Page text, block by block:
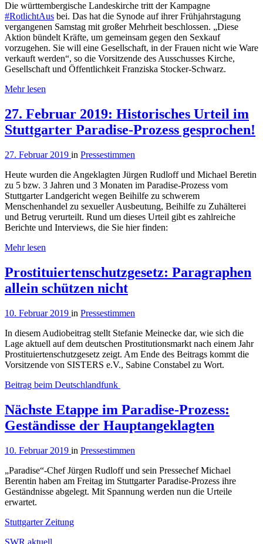
Die württembergische Landeskirche tritt der Kampagne
#RotlichtAus bei. Das hat die Synode auf ihrer Frühjahrstagung
vergangenen Samstag mit großer Mehrheit beschlossen. „Diese
Aktion bündelt Kräfte, um gemeinsam gegen den Sexkauf
vorzugehen. Sie will eine Gesellschaft, in der Frauen nicht wie Ware
verkauft werden“, so die Vorsitzende des Ausschusses Kirche,
Gesellschaft und Öffentlichkeit Franziska Stocker-Schwarz.
Mehr lesen
27. Februar 2019: Historisches Urteil im
Stuttgarter Paradise-Prozess gesprochen!
27. Februar 2019 in Pressestimmen
Heute wurden die Angeklagten Jürgen Rudloff und Michael Beretin
zu 5 bzw. 3 Jahren und 3 Monaten im Paradise-Prozess vom
Stuttgarter Landgericht wegen Beihilfe zu schwerem
Menschenhandel zu sexueller Ausbeutung, Beihilfe zu Zuhälterei
und Betrug verurteilt. Rund um dieses Urteil gibt es zahlreiche
Berichte und Interviews, die Sie hier finden:
Mehr lesen
Prostituiertenschutzgesetz: Paragraphen
allein schützen nicht
10. Februar 2019 in Pressestimmen
In diesem Audiobeitrag stellt Stefanie Meinecke dar, wie sich die
Lage aktuell auf dem deutschen Prostitutionsmarkt nach einem Jahr
Prostituiertenschutzgesetz zeigt. Am Ende des Beitrags kommt die
Vorsitzende von SISTERS e.V., Sabine Constabel zu Wort.
Beitrag beim Deutschlandfunk
Nächste Etappe im Paradise-Prozess:
Geständisse der Hauptangeklagten
10. Februar 2019 in Pressestimmen
„Paradise“-Chef Jürgen Rudloff und sein Pressechef Michael
Berentin haben am Freitag im Stuttgarter Paradise-Prozess ihre
Geständnisse abgelegt. Mit Spannung werden nun die Urteile
erwartet.
Stuttgarter Zeitung
SWR aktuell